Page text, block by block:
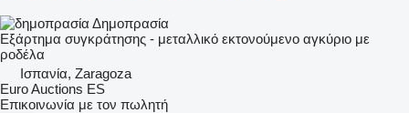
Δημοπρασία
Εξάρτημα συγκράτησης - μεταλλικό εκτονούμενο αγκύριο με
ροδέλα
Ισπανία, Zaragoza
Euro Auctions ES
Επικοινωνία με τον πωλητή